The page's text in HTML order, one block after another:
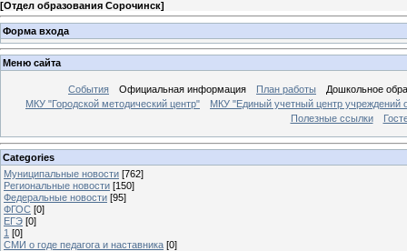
[Отдел образования Сорочинск]
Форма входа
Меню сайта
События Официальная информация План работы
Дошкольное
МКУ "Городской методический центр"
МКУ "Единый учетный центр учреждений
Полезные ссылки
Categories
Муниципальные новости [762]
Региональные новости [150]
Федеральные новости [95]
ФГОС [0]
ЕГЭ [0]
1 [0]
СМИ о годе педагога и наставника [0]